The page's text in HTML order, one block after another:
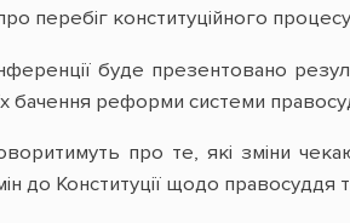
перебіг конституційного
буде презентовано
бачення реформи системи
про те, які зміни
до Конституції щодо правосуддя